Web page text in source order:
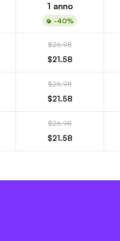
1 anno
-40%
$26.98
$21.58
$26.98
$21.58
$26.98
$21.58